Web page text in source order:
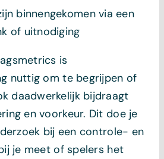
binnengekomen via een
of uitnodiging
is
nuttig om te begrijpen of
daadwerkelijk bijdraagt
en voorkeur. Dit doe je
bij een controle- en
je meet of spelers het